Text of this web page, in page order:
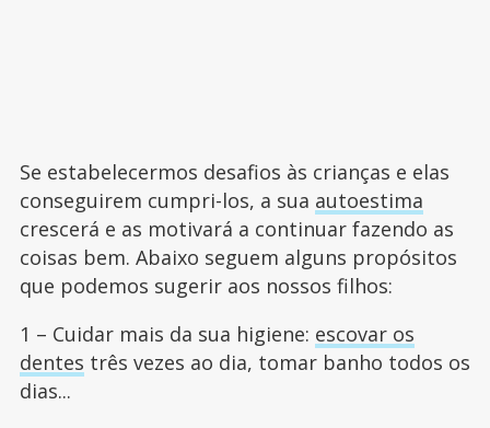
Se estabelecermos desafios às crianças e elas
conseguirem cumpri-los, a sua autoestima
crescerá e as motivará a continuar fazendo as
coisas bem. Abaixo seguem alguns propósitos
que podemos sugerir aos nossos filhos:
1 – Cuidar mais da sua higiene: escovar os
dentes três vezes ao dia, tomar banho todos os
dias...